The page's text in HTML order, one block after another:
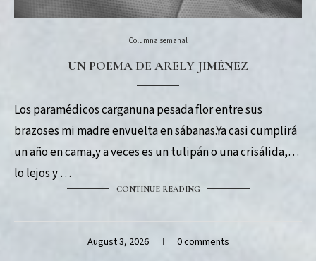
Columna semanal
UN POEMA DE ARELY JIMÉNEZ
Los paramédicos carganuna pesada flor entre sus
brazoses mi madre envuelta en sábanas.Ya casi cumplirá
un año en cama,y a veces es un tulipán o una crisálida,a
lo lejos y …
CONTINUE READING
August 3, 2026 0 comments